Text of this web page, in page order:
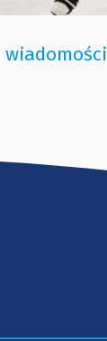
wiadomości